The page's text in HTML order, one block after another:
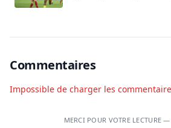
Commentaires
Impossible de charger les
MERCI POUR VOTRE LECTURE